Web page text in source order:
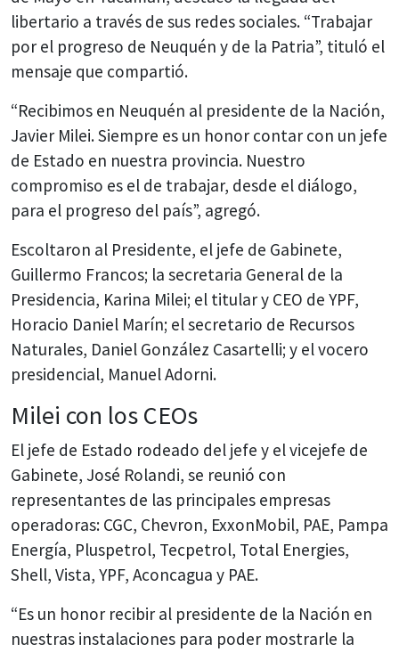
libertario a través de sus redes sociales. “Trabajar
por el progreso de Neuquén y de la Patria”, tituló el
mensaje que compartió.
“Recibimos en Neuquén al presidente de la Nación,
Javier Milei. Siempre es un honor contar con un jefe
de Estado en nuestra provincia. Nuestro
compromiso es el de trabajar, desde el diálogo,
para el progreso del país”, agregó.
Escoltaron al Presidente, el jefe de Gabinete,
Guillermo Francos; la secretaria General de la
Presidencia, Karina Milei; el titular y CEO de YPF,
Horacio Daniel Marín; el secretario de Recursos
Naturales, Daniel González Casartelli; y el vocero
presidencial, Manuel Adorni.
Milei con los CEOs
El jefe de Estado rodeado del jefe y el vicejefe de
Gabinete, José Rolandi, se reunió con
representantes de las principales empresas
operadoras: CGC, Chevron, ExxonMobil, PAE, Pampa
Energía, Pluspetrol, Tecpetrol, Total Energies,
Shell, Vista, YPF, Aconcagua y PAE.
“Es un honor recibir al presidente de la Nación en
nuestras instalaciones para poder mostrarle la